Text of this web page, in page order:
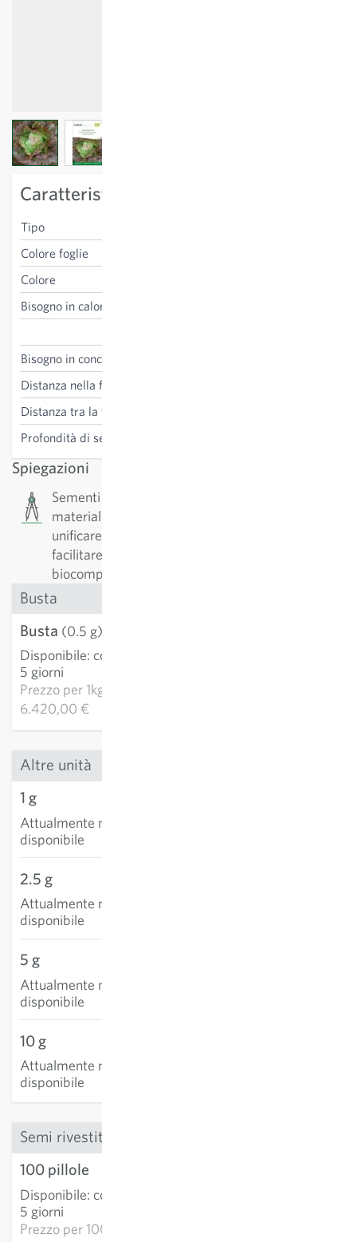
View larger imageView larger image
Caratteristiche specifiche della varietà
Tipo
Colore foglie
Colore
Bisogno in calore
Bisogno in concime
Distanza nella fila
Distanza tra la fila
Profondità di semina
Spiegazioni
Sementi rivestite (Pillole): I semi sono rivestiti di
materiale minerale. L’obiettivo è quello di
unificare le dimensioni e la forma dei semi per
facilitare la semina (tecnica). I semi rivestiti sono
biocompatibili e venduti singolarmente.
Busta
Busta (0.5 g)
Disponibile: consegna 3-
5 giorni
Prezzo per1kg:
6.420,00 €
Altre unità
1 g
Attualmente non
disponibile
2.5 g
Attualmente non
disponibile
5 g
Attualmente non
disponibile
10 g
Attualmente non
disponibile
Semi rivestiti (pillole)
100 pillole
Disponibile: consegna 3-
5 giorni
Prezzo per1000p: